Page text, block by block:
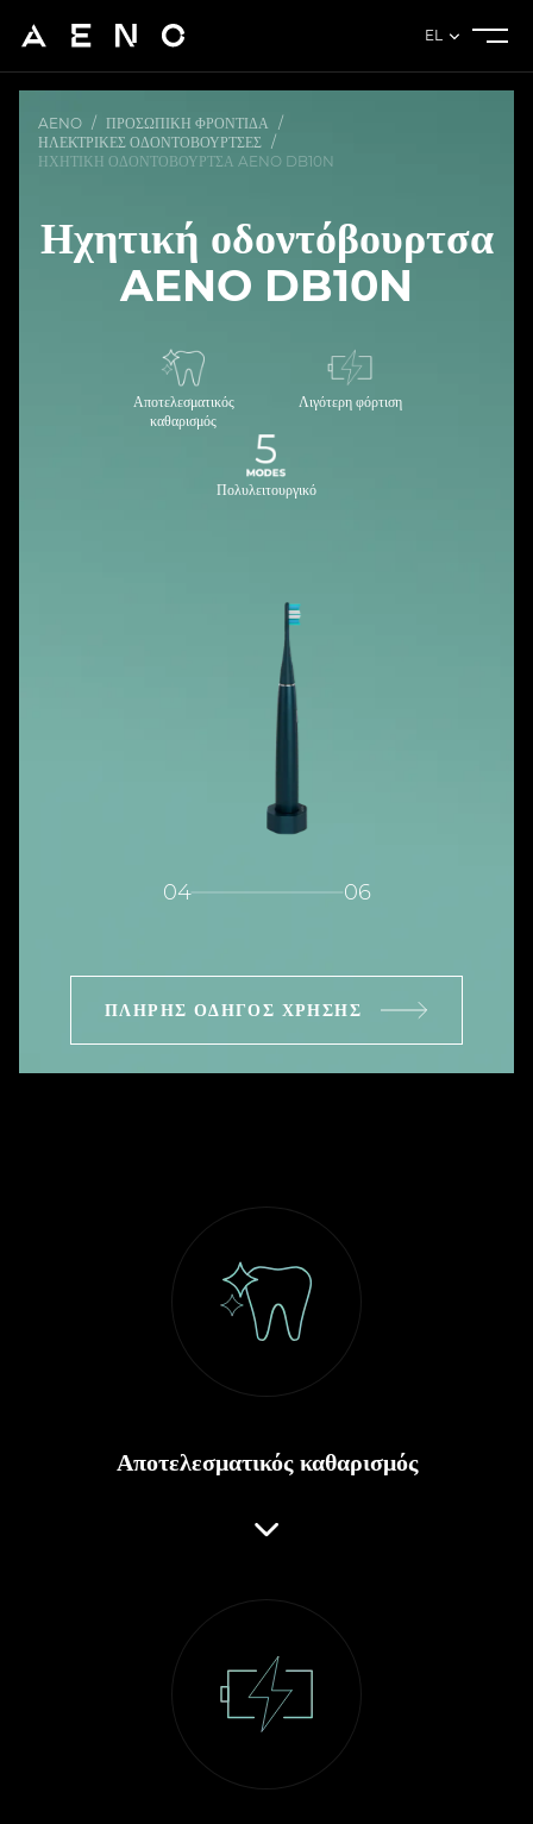
EL
AENO / ΠΡΟΣΩΠΙΚΉ ΦΡΟΝΤΊΔΑ /
ΗΛΕΚΤΡΙΚΈΣ ΟΔΟΝΤΌΒΟΥΡΤΣΕΣ /
ΗΧΗΤΙΚΉ ΟΔΟΝΤΌΒΟΥΡΤΣΑ AENO DB10N
Ηχητική οδοντόβουρτσα
AENO DB10N
Αποτελεσματικός
καθαρισμός
Λιγότερη φόρτιση
Πολυλειτουργικό
04 06
ΠΛΉΡΗΣ ΟΔΗΓΌΣ ΧΡΉΣΗΣ
Αποτελεσματικός καθαρισμός